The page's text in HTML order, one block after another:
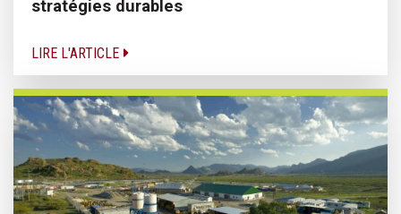
stratégies durables
LIRE L'ARTICLE